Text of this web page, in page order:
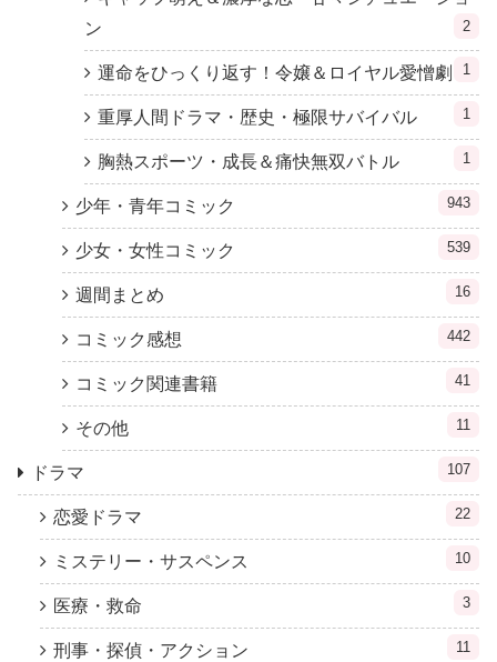
ン
2
運命をひっくり返す！令嬢＆ロイヤル愛憎劇 1
重厚人間ドラマ・歴史・極限サバイバル 1
胸熱スポーツ・成長＆痛快無双バトル 1
少年・青年コミック 943
少女・女性コミック 539
週間まとめ 16
コミック感想 442
コミック関連書籍 41
その他 11
ドラマ 107
恋愛ドラマ 22
ミステリー・サスペンス 10
医療・救命 3
刑事・探偵・アクション 11